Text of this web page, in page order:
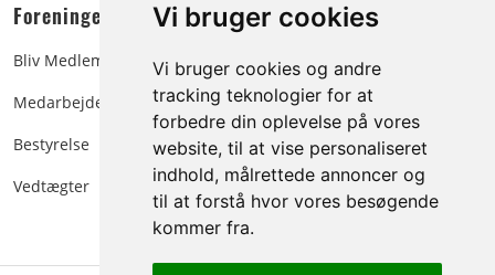
Vi bruger cookies
Vi bruger cookies og andre
tracking teknologier for at
forbedre din oplevelse på vores
website, til at vise personaliseret
indhold, målrettede annoncer og
til at forstå hvor vores besøgende
kommer fra.
Foreningen:
Bliv Medlem
Medarbejdere
Bestyrelse
Vedtægter